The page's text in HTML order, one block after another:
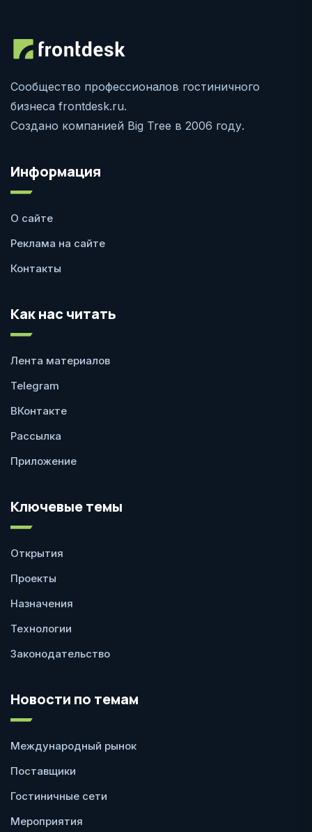
Сообщество профессионалов гостиничного
бизнеса frontdesk.ru.
Создано компанией Big Tree в 2006 году.
Информация
О сайте
Реклама на сайте
Контакты
Как нас читать
Лента материалов
Telegram
ВКонтакте
Рассылка
Приложение
Ключевые темы
Открытия
Проекты
Назначения
Технологии
Законодательство
Новости по темам
Международный рынок
Поставщики
Гостиничные сети
Мероприятия